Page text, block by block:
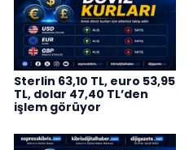
Sterlin 63,10 TL, euro 53,95
TL, dolar 47,40 TL’den
işlem görüyor